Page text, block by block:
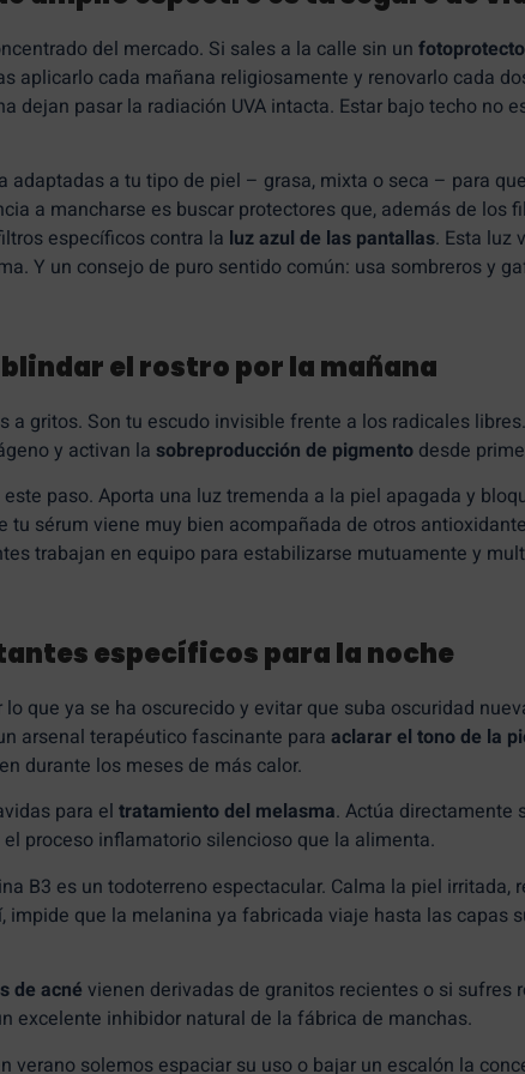
del mercado. Si sales a la calle sin un
aplicarlo cada mañana religiosamente y renovarlo cada
dejan pasar la radiación UVA intacta. Estar bajo techo no
a tu tipo de piel – grasa, mixta o seca – para
a mancharse es buscar protectores que, además de los
específicos contra la luz azul de las pantallas. Esta luz
Y un consejo de puro sentido común: usa sombreros y
el rostro por la mañana
a gritos. Son tu escudo invisible frente a los radicales
y activan la sobreproducción de pigmento desde
paso. Aporta una luz tremenda a la piel apagada y
tu sérum viene muy bien acompañada de otros
trabajan en equipo para estabilizarse mutuamente y
específicos para la noche
que ya se ha oscurecido y evitar que suba oscuridad
arsenal terapéutico fascinante para aclarar el tono de la
durante los meses de más calor.
para el tratamiento del melasma. Actúa directamente
proceso inflamatorio silencioso que la alimenta.
B3 es un todoterreno espectacular. Calma la piel irritada,
impide que la melanina ya fabricada viaje hasta las capas
de acné vienen derivadas de granitos recientes o si sufres
excelente inhibidor natural de la fábrica de manchas.
verano solemos espaciar su uso o bajar un escalón la